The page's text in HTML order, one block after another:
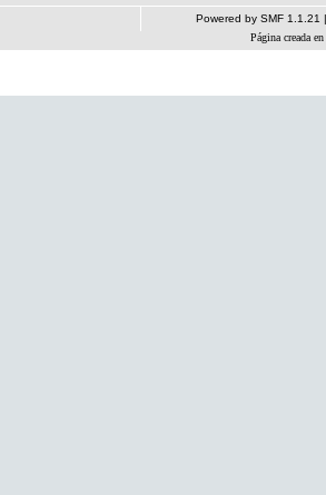
Powered by SMF 1.1.21
Página creada